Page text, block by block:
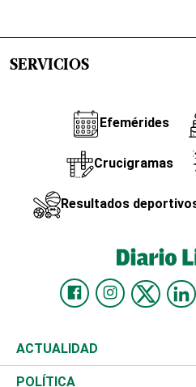
SERVICIOS
Efemérides
Crucigramas
Resultados
ACTUALIDAD
Nacional
POLÍTICA